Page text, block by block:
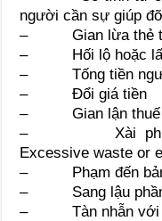
người cần sự giúp
– Gian lừa thẻ tín
– Hối lộ hoặc lấy
– Tống tiền người
– Đổi giá tiền
– Gian lận thuế –
– Xài phung
Excessive waste or
– Phạm đến bản
– Sang lậu phần
– Tàn nhẫn với